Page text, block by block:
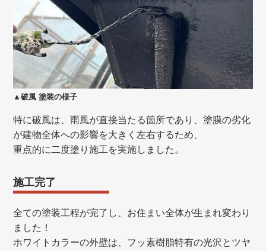
▲破風 塗装の様子
特に破風は、雨風が直接当たる箇所であり、塗膜の劣化
が建物全体への影響を大きく左右するため、
重点的に二度塗り施工を実施しました。
施工完了
全ての塗装工程が完了し、お住まい全体が生まれ変わり
ました！
ホワイトカラーの外壁は、フッ素樹脂特有の光沢とツヤ